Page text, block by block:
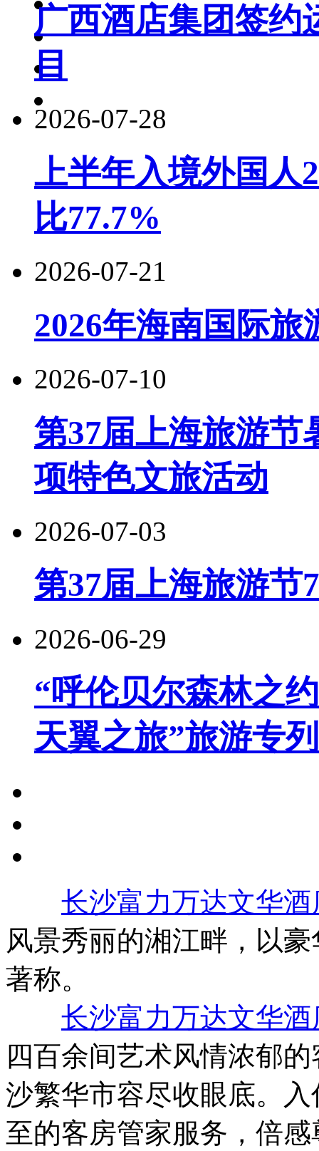
广西酒店集团签约
目
2026-07-28
上半年入境外国人
比77.7%
2026-07-21
2026年海南国际
2026-07-10
第37届上海旅游节
项特色文旅活动
2026-07-03
第37届上海旅游节
2026-06-29
“呼伦贝尔森林之
天翼之旅”旅游专
长沙富力万达文华酒
风景秀丽的湘江畔，以
著称。
长沙富力万达文华酒
四百余间艺术风情浓郁
沙繁华市容尽收眼底。
至的客房管家服务，倍